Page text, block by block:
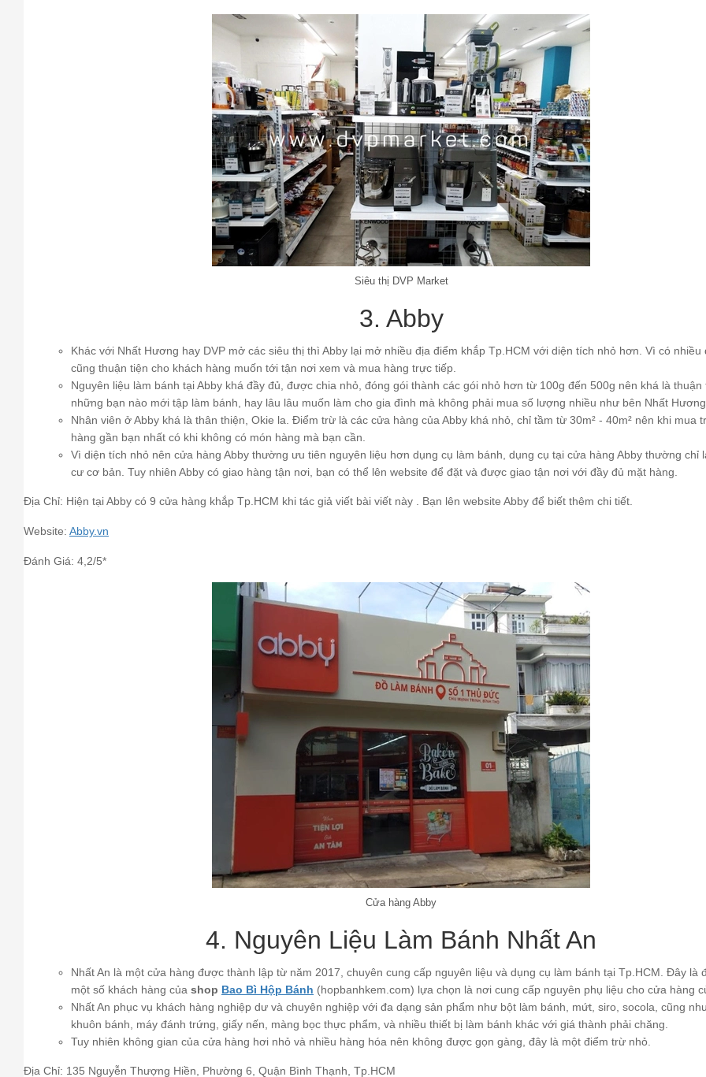
Siêu thị DVP Market
3. Abby
Khác với Nhất Hương hay DVP mở các siêu thị thì Abby lại mở nhiều địa điểm khắp Tp.HCM với diện tích nhỏ hơn. Vì có nhiều
cũng thuận tiện cho khách hàng muốn tới tận nơi xem và mua hàng trực tiếp.
Nguyên liệu làm bánh tại Abby khá đầy đủ, được chia nhỏ, đóng gói thành các gói nhỏ hơn từ 100g đến 500g nên khá là thuận
những bạn nào mới tập làm bánh, hay lâu lâu muốn làm cho gia đình mà không phải mua số lượng nhiều như bên Nhất Hương.
Nhân viên ở Abby khá là thân thiện, Okie la. Điểm trừ là các cửa hàng của Abby khá nhỏ, chỉ tầm từ 30m² - 40m² nên khi mua
hàng gần bạn nhất có khi không có món hàng mà bạn cần.
Vì diện tích nhỏ nên cửa hàng Abby thường ưu tiên nguyên liệu hơn dụng cụ làm bánh, dụng cụ tại cửa hàng Abby thường chỉ
cư cơ bản. Tuy nhiên Abby có giao hàng tận nơi, bạn có thể lên website để đặt và được giao tận nơi với đầy đủ mặt hàng.
Địa Chỉ: Hiện tại Abby có 9 cửa hàng khắp Tp.HCM khi tác giả viết bài viết này . Bạn lên website Abby để biết thêm chi tiết.
Website: Abby.vn
Đánh Giá: 4,2/5*
Cửa hàng Abby
4. Nguyên Liệu Làm Bánh Nhất An
Nhất An là một cửa hàng được thành lập từ năm 2017, chuyên cung cấp nguyên liệu và dụng cụ làm bánh tại Tp.HCM. Đây là
một số khách hàng của shop Bao Bì Hộp Bánh (hopbanhkem.com) lựa chọn là nơi cung cấp nguyên phụ liệu cho cửa hàng
Nhất An phục vụ khách hàng nghiệp dư và chuyên nghiệp với đa dạng sản phẩm như bột làm bánh, mứt, siro, socola, cũng
khuôn bánh, máy đánh trứng, giấy nến, màng bọc thực phẩm, và nhiều thiết bị làm bánh khác với giá thành phải chăng.
Tuy nhiên không gian của cửa hàng hơi nhỏ và nhiều hàng hóa nên không được gọn gàng, đây là một điểm trừ nhỏ.
Địa Chỉ: 135 Nguyễn Thượng Hiền, Phường 6, Quận Bình Thạnh, Tp.HCM